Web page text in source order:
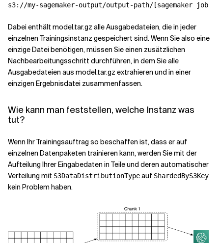
s3://my-sagemaker-output/output-path/[sagemaker job
Dabei enthält model.tar.gz alle Ausgabedateien, die in jeder
einzelnen Trainingsinstanz gespeichert sind. Wenn Sie also eine
einzige Datei benötigen, müssen Sie einen zusätzlichen
Nachbearbeitungsschritt durchführen, in dem Sie alle
Ausgabedateien aus model.tar.gz extrahieren und in einer
einzigen Ergebnisdatei zusammenfassen.
Wie kann man feststellen, welche Instanz was
tut?
Wenn Ihr Trainingsauftrag so beschaffen ist, dass er auf
einzelnen Datenpaketen trainieren kann, werden Sie mit der
Aufteilung Ihrer Eingabedaten in Teile und deren automatischer
Verteilung mit S3DataDistributionTypeauf ShardedByS3Key
kein Problem haben.